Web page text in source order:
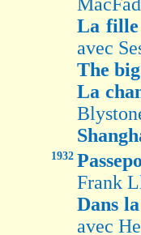
La fille
avec
The
La
1932
Frank
Dans
avec